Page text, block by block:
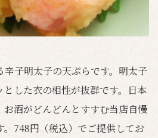
辛子明太子の天ぷらです。明太子
とした衣の相性が抜群です。日本
酒がどんどんとすすむ当店自慢
。748円（税込）でご提供してお